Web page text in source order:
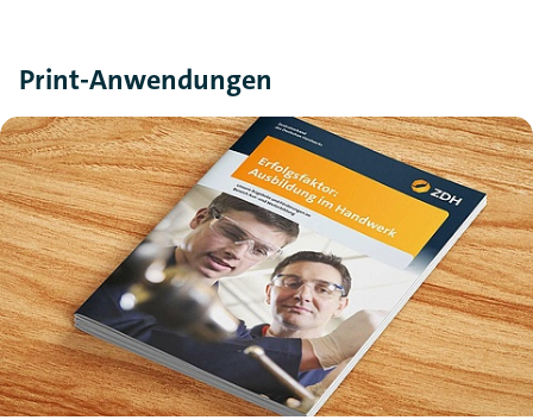
Print-Anwendungen